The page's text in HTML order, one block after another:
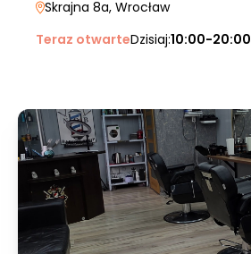
Skrajna 8a, Wrocław
Teraz otwarteDzisiaj:10:00-20:00